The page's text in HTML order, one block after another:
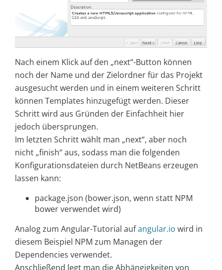
Nach einem Klick auf den „next“-Button können
noch der Name und der Zielordner für das Projekt
ausgesucht werden und in einem weiteren Schritt
können Templates hinzugefügt werden. Dieser
Schritt wird aus Gründen der Einfachheit hier
jedoch übersprungen.
Im letzten Schritt wählt man „next“, aber noch
nicht „finish“ aus, sodass man die folgenden
Konfigurationsdateien durch NetBeans erzeugen
lassen kann:
package.json (bower.json, wenn statt NPM
bower verwendet wird)
Analog zum Angular-Tutorial aufangular.io wird in
diesem Beispiel NPM zum Managen der
Dependencies verwendet.
Anschließend legt man die Abhängigkeiten von